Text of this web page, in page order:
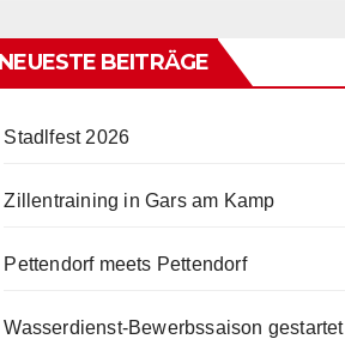
NEUESTE BEITRÄGE
Stadlfest 2026
Zillentraining in Gars am Kamp
Pettendorf meets Pettendorf
Wasserdienst-Bewerbssaison gestartet